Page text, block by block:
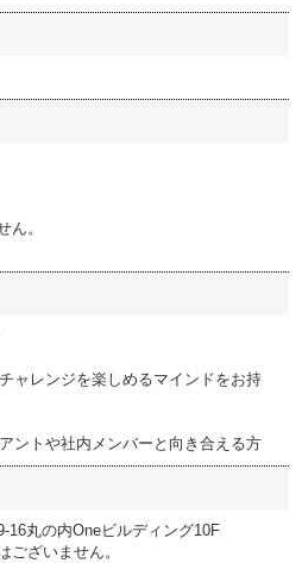
ん。
ャレンジを楽しめるマインドをお持
ントや社内メンバーと向き合える方
16丸の内Oneビルディング10F
ざいません。